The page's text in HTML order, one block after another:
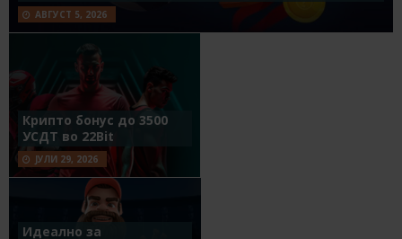
АВГУСТ 5, 2026
Крипто бонус до 3500
УСДТ во 22Bit
ЈУЛИ 29, 2026
Идеално за